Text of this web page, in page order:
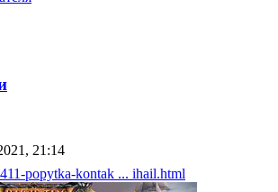
21:14
popytka-kontak ... ihail.html